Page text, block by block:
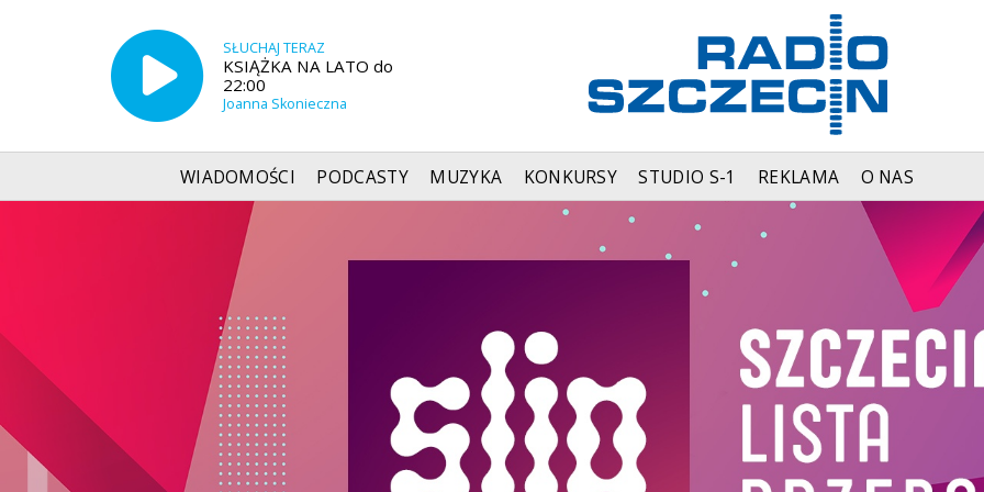
SŁUCHAJ TERAZ
KSIĄŻKA NA LATO do
22:00
Joanna Skonieczna
WIADOMOŚCI PODCASTY MUZYKA KONKURSY STUDIO S-1 REKLAMA O NAS